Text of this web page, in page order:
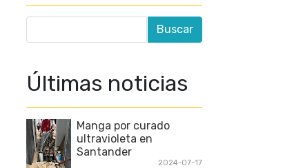
Últimas noticias
Manga por curado
ultravioleta en
Santander
2024-07-17